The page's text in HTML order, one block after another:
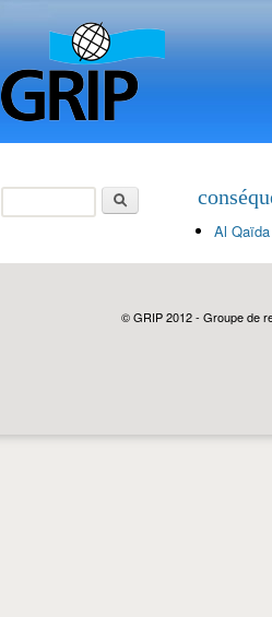
Al
Formulaire de
© GRIP 2012 - Groupe de